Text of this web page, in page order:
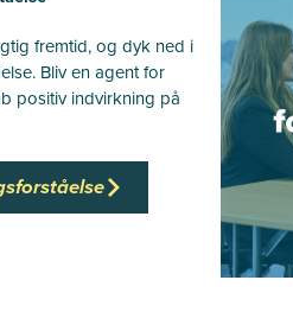
fremtid, og dyk ned i
Bliv en agent for
positiv indvirkning på